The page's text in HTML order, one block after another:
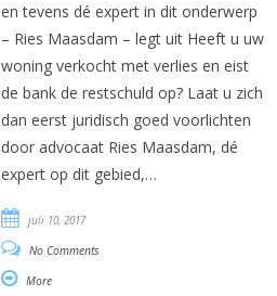
en tevens dé expert in dit onderwerp
– Ries Maasdam – legt uit Heeft u uw
woning verkocht met verlies en eist
de bank de restschuld op? Laat u zich
dan eerst juridisch goed voorlichten
door advocaat Ries Maasdam, dé
expert op dit gebied,…
juli 10, 2017
No Comments
More